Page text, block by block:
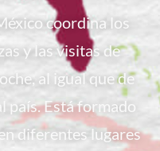
coordina los
y las visitas de
al igual que de
país. Está formado
diferentes lugares